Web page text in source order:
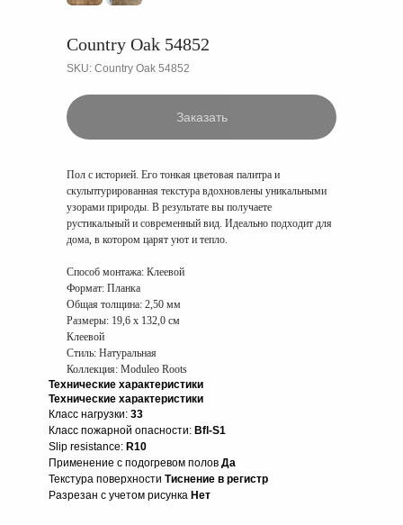
Country Oak 54852
SKU: Country Oak 54852
Заказать
Пол с историей. Его тонкая цветовая палитра и
скульптурированная текстура вдохновлены уникальными
узорами природы. В результате вы получаете
рустикальный и современный вид. Идеально подходит для
дома, в котором царят уют и тепло.
Способ монтажа: Клеевой
Формат: Планка
Общая толщина: 2,50 мм
Размеры: 19,6 x 132,0 см
Клеевой
Стиль: Натуральная
Коллекция: Moduleo Roots
Технические характеристики
Технические характеристики
Класс нагрузки: 33
Класс пожарной опасности: Bfl-S1
Slip resistance: R10
Применение с подогревом полов Да
Текстура поверхности Тиснение в регистр
Разрезан с учетом рисунка Нет